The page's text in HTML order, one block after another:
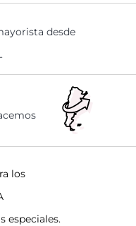
desde
los
especiales.